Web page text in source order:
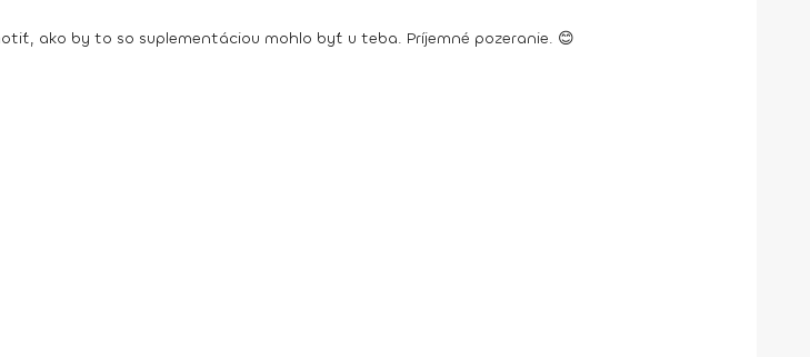
ako by to so suplementáciou mohlo byť u teba. Príjemné pozeranie. 😊